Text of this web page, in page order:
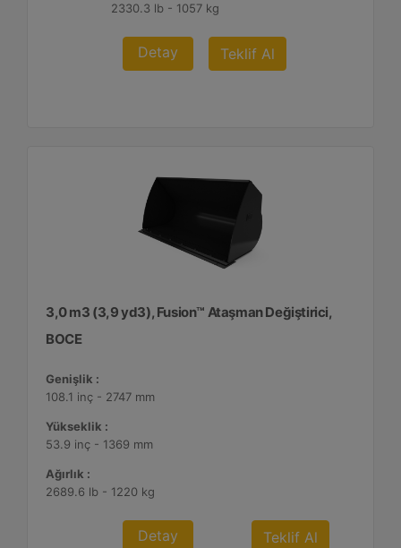
2330.3 lb - 1057 kg
Detay Teklif Al
3,0 m3 (3,9 yd3), Fusion™ Ataşman Değiştirici,
BOCE
Genişlik :
108.1 inç - 2747 mm
Yükseklik :
53.9 inç - 1369 mm
Ağırlık :
2689.6 lb - 1220 kg
Detay Teklif Al